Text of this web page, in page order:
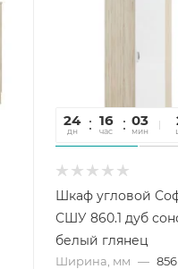
24
дн
16
час
03
мин
Шкаф угловой
СШУ 860.1 дуб
белый глянец
Ширина, мм — 856